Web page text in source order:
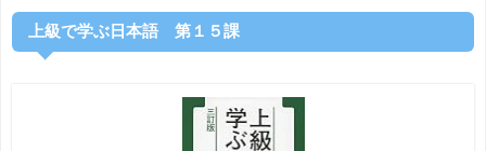
上級で学ぶ日本語 第１５課